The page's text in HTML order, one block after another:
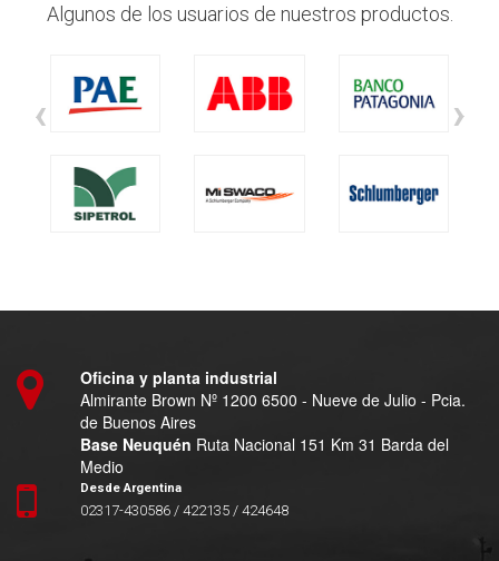
Algunos de los usuarios de nuestros productos.
‹ ›
Oficina y planta industrial
Almirante Brown Nº 1200 6500 - Nueve de Julio - Pcia.
de Buenos Aires
Base Neuquén Ruta Nacional 151 Km 31 Barda del
Medio
Desde Argentina
02317-430586 / 422135 / 424648